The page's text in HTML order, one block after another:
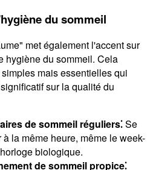
du sommeil
met également l'accent sur
hygiène du sommeil. Cela
mais essentielles qui
sur la qualité du
de sommeil réguliers⁚Se
la même heure, même le week-
biologique.
de sommeil propice⁚